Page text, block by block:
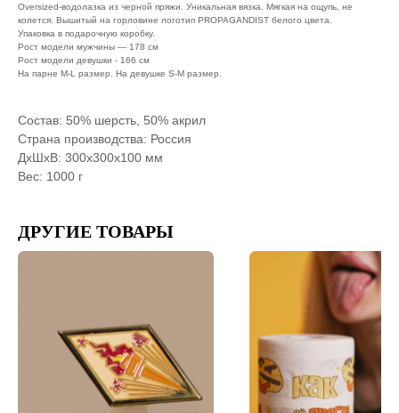
Oversized-водолазка из черной пряжи. Уникальная вязка. Мягкая на ощупь, не
колется. Вышитый на горловине логотип PROPAGANDIST белого цвета.
Упаковка в подарочную коробку.
Рост модели мужчины — 178 см
Рост модели девушки - 166 см
На парне M-L размер. На девушке S-M размер.
Состав: 50% шерсть, 50% акрил
Страна производства: Россия
ДxШxВ: 300x300x100 мм
Вес: 1000 г
ДРУГИЕ ТОВАРЫ
Обратная связь
Мерч, сувениры и приятный сервис